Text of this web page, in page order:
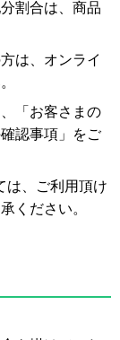
割合は、商品
は、オンライ
「お客さまの
認事項」をご
は、ご利用頂け
ください。